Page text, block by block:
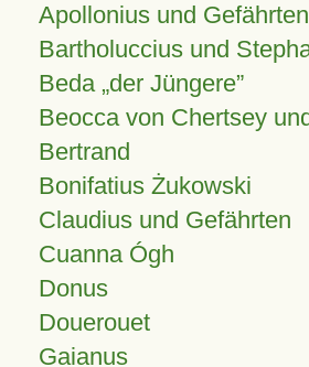
Apollonius und Gefährten
Bartholuccius und
Beda „der Jüngere”
Beocca von Chertsey
Bertrand
Bonifatius Żukowski
Claudius und Gefährten
Cuanna Ógh
Donus
Douerouet
Gaianus